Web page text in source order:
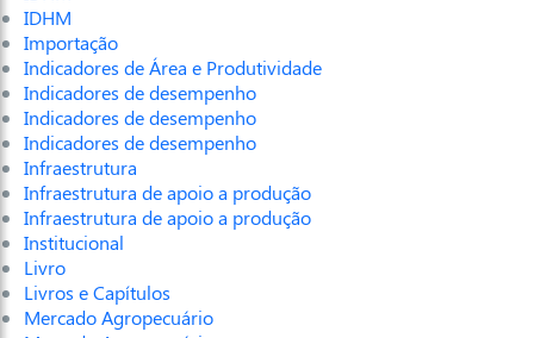
IDHM
Importação
Indicadores de Área e Produtividade
Indicadores de desempenho
Indicadores de desempenho
Indicadores de desempenho
Infraestrutura
Infraestrutura de apoio a produção
Infraestrutura de apoio a produção
Institucional
Livro
Livros e Capítulos
Mercado Agropecuário